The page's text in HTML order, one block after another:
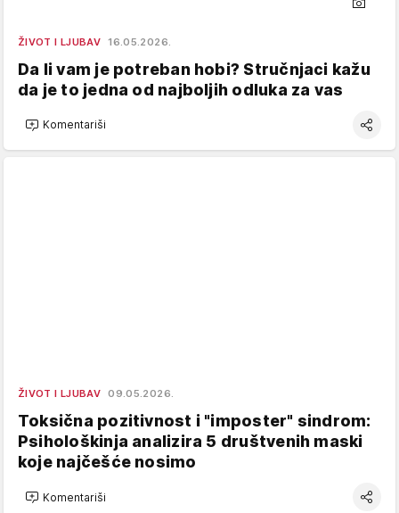
ŽIVOT I LJUBAV 16.05.2026.
Da li vam je potreban hobi? Stručnjaci kažu
da je to jedna od najboljih odluka za vas
Komentariši
ŽIVOT I LJUBAV 09.05.2026.
Toksična pozitivnost i "imposter" sindrom:
Psihološkinja analizira 5 društvenih maski
koje najčešće nosimo
Komentariši